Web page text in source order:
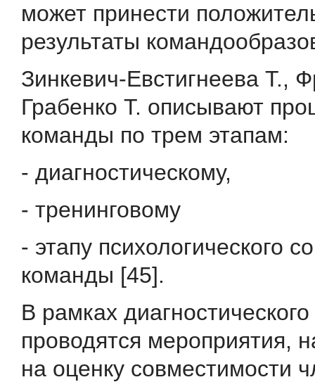
может принести
результаты
Зинкевич-Евстигнеева Т.,
Грабенко Т. описывают
команды по трем этапам:
- диагностическому,
- тренинговому
- этапу психологического
команды [45].
В рамках диагностического
проводятся мероприятия,
на оценку совместимости